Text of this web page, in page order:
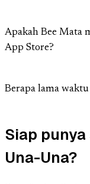
Apakah Bee Mata
App Store?
Berapa lama
Siap
Una-Una?